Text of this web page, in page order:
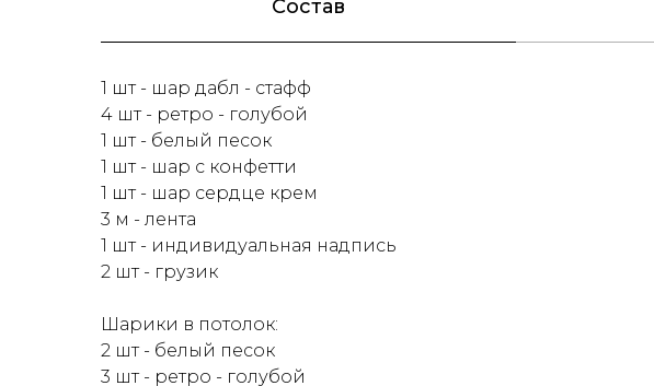
Состав
1 шт - шар дабл - стафф
4 шт - ретро - голубой
1 шт - белый песок
1 шт - шар с конфетти
1 шт - шар сердце крем
3 м - лента
1 шт - индивидуальная надпись
2 шт - грузик
Шарики в потолок:
2 шт - белый песок
3 шт - ретро - голубой